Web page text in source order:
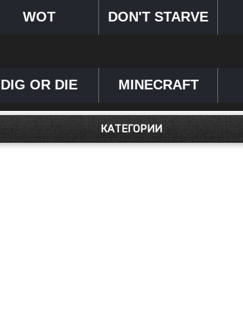
WOT DON'T STARVE
DIG OR DIE MINECRAFT
КАТЕГОРИИ